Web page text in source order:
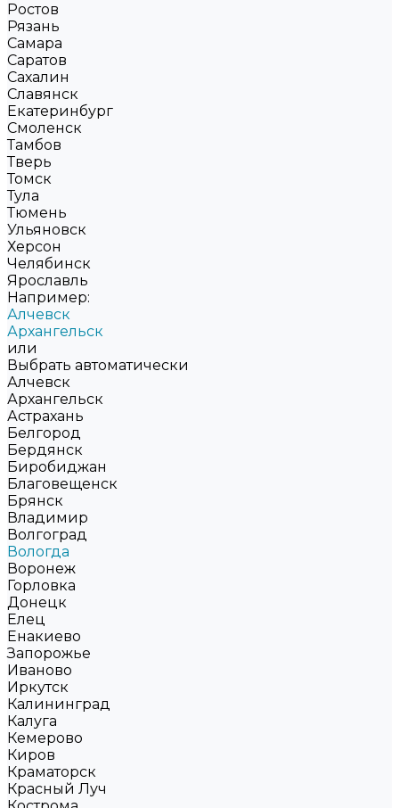
Ростов
Рязань
Самара
Саратов
Сахалин
Славянск
Екатеринбург
Смоленск
Тамбов
Тверь
Томск
Тула
Тюмень
Ульяновск
Херсон
Челябинск
Ярославль
Например:
Алчевск
Архангельск
или
Выбрать автоматически
Алчевск
Архангельск
Астрахань
Белгород
Бердянск
Биробиджан
Благовещенск
Брянск
Владимир
Волгоград
Вологда
Воронеж
Горловка
Донецк
Елец
Енакиево
Запорожье
Иваново
Иркутск
Калининград
Калуга
Кемерово
Киров
Краматорск
Красный Луч